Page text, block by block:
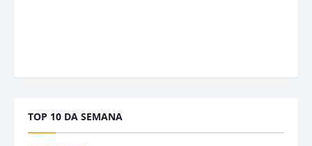
TOP 10 DA SEMANA